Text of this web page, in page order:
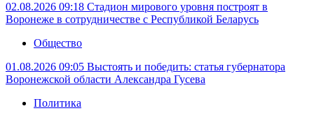
02.08.2026 09:18 Стадион мирового уровня построят в
Воронеже в сотрудничестве с Республикой Беларусь
Общество
01.08.2026 09:05 Выстоять и победить: статья губернатора
Воронежской области Александра Гусева
Политика